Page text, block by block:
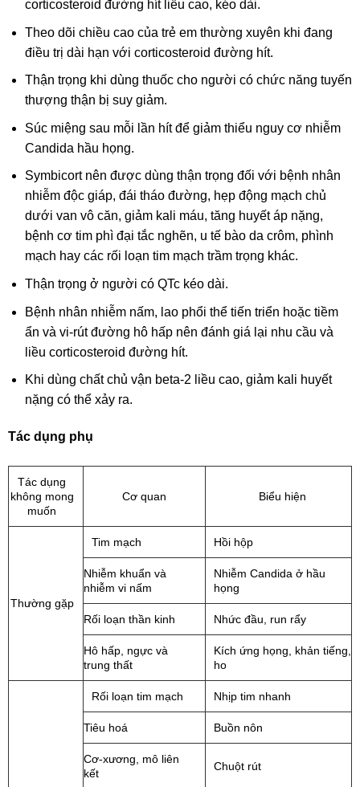
corticosteroid đường hít liều cao, kéo dài.
Theo dõi chiều cao của trẻ em thường xuyên khi đang
điều trị dài hạn với corticosteroid đường hít.
Thận trọng khi dùng thuốc cho người có chức năng tuyến
thượng thận bị suy giảm.
Súc miệng sau mỗi lần hít để giảm thiểu nguy cơ nhiễm
Candida hầu họng.
Symbicort nên được dùng thận trọng đối với bệnh nhân
nhiễm độc giáp, đái tháo đường, hẹp động mạch chủ
dưới van vô căn, giảm kali máu, tăng huyết áp nặng,
bệnh cơ tim phì đại tắc nghẽn, u tế bào da crôm, phình
mạch hay các rối loạn tim mạch trầm trọng khác.
Thận trọng ở người có QTc kéo dài.
Bệnh nhân nhiễm nấm, lao phổi thể tiến triển hoặc tiềm
ẩn và vi-rút đường hô hấp nên đánh giá lại nhu cầu và
liều corticosteroid đường hít.
Khi dùng chất chủ vận beta-2 liều cao, giảm kali huyết
nặng có thể xảy ra.
Tác dụng phụ
Tác dụng
không mong
muốn
Cơ quan Biểu hiện
Thường gặp
Tim mạch Hồi hộp
Nhiễm khuẩn và
nhiễm vi nấm
Nhiễm Candida ở hầu
họng
Rối loạn thần kinh Nhức đầu, run rẩy
Hô hấp, ngực và
trung thất
Kích ứng họng, khản tiếng,
ho
Rối loạn tim mạch Nhịp tim nhanh
Tiêu hoá Buồn nôn
Cơ-xương, mô liên
kết
Chuột rút